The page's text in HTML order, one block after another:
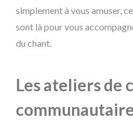
simplement à vous amuser,
sont là pour vous
du chant.
Les ateliers de